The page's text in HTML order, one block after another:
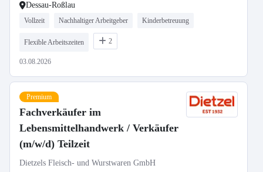
Dessau-Roßlau
Vollzeit Nachhaltiger Arbeitgeber Kinderbetreuung
Flexible Arbeitszeiten 2
03.08.2026
Premium
Fachverkäufer im
Lebensmittelhandwerk / Verkäufer
(m/w/d) Teilzeit
Dietzels Fleisch- und Wurstwaren GmbH